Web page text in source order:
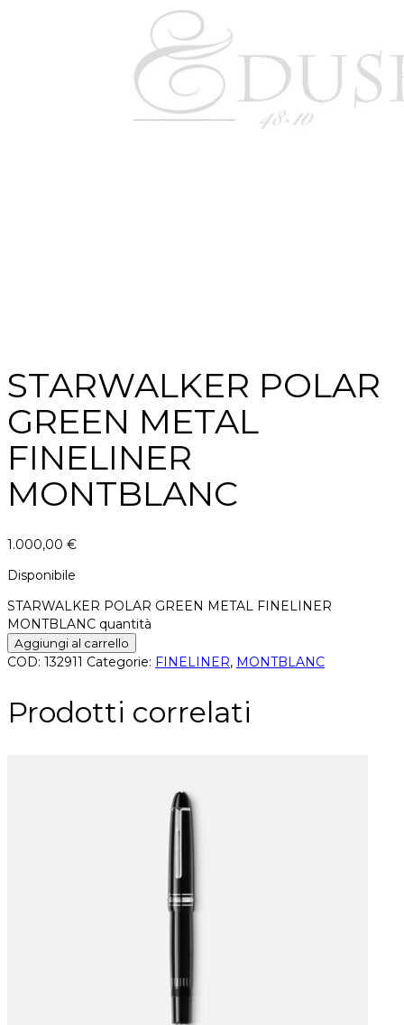
STARWALKER POLAR
GREEN METAL
FINELINER
MONTBLANC
1.000,00 €
Disponibile
STARWALKER POLAR GREEN METAL FINELINER
MONTBLANC quantità
Aggiungi al carrello
COD: 132911 Categorie: FINELINER, MONTBLANC
Prodotti correlati